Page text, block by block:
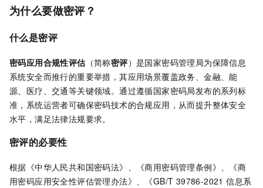
为什么要做密评？
什么是密评
密码应用合规性评估 （简称密评）是国家密码管理局为保障信息
系统安全而推行的重要举措，其应用场景覆盖政务、金融、能
源、医疗、交通等关键领域。通过遵循国家密码局发布的系列标
准，系统运营者可确保密码技术的合规应用，从而提升整体安全
水平，满足法律法规要求。
密评的必要性
根据《中华人民共和国密码法》、《商用密码管理条例》、《商
用密码应用安全性评估管理办法》、《GB/T 39786-2021 信息系